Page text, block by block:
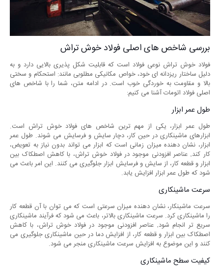
بررسی شاخص های اصلی فولاد خوش تراش
فولاد خوش تراش نوعی فولاد است که قابلیت شکل ‌پذیری بالایی دارد و به
دلیل ساختار ریزدانه ‌ای خود، خواص مکانیکی مطلوبی مانند: استحکام و سختی
بالا و مقاومت به خوردگی خوب است. در ادامه متن، شما را با شاخص های
اصلی فولاد اتومات آشنا می کنیم:
طول عمر ابزار
طول عمر ابزار، یکی از مهم ترین شاخص های فولاد خوش تراش است.
ابزارهای ماشینکاری در حین کار، دچار سایش و فرسایش می شوند. طول عمر
ابزار، نشان دهنده میزان زمانی است که ابزار می تواند بدون نیاز به تعویض،
کار کند. عناصر افزودنی موجود در فولاد خوش تراش، با کاهش اصطکاک بین
ابزار و قطعه کار، از سایش و فرسایش ابزار جلوگیری می کنند. این امر باعث می
شود که طول عمر ابزار افزایش یابد.
سرعت ماشینکاری
سرعت ماشینکار، نشان دهنده میزان سرعتی است که می توان با آن قطعه کار
را ماشینکاری کرد. سرعت ماشینکاری بالاتر، باعث می شود که فرآیند ماشینکاری
سریع تر انجام شود. عناصر افزودنی موجود در فولاد خوش تراش، با کاهش
اصطکاک بین ابزار و قطعه کار، از افزایش دما در حین ماشینکاری جلوگیری می
کنند و این موضوع به افزایش سرعت ماشینکاری منجر می شود.
کیفیت سطح ماشینکاری